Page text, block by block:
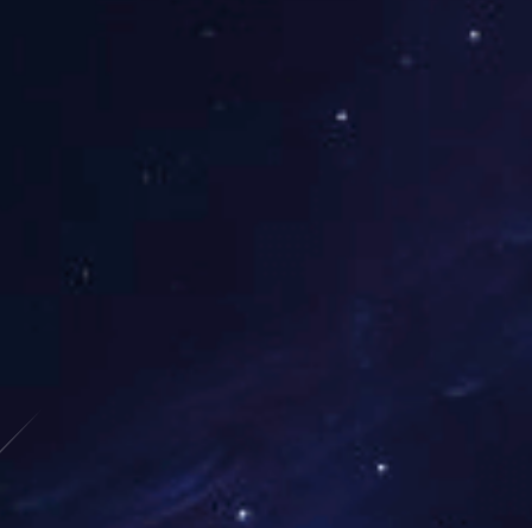
工程总包
设备代